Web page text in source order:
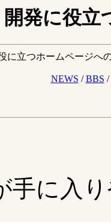
発に役立
に立つホームページへ
NEWS /BBS /
手に入